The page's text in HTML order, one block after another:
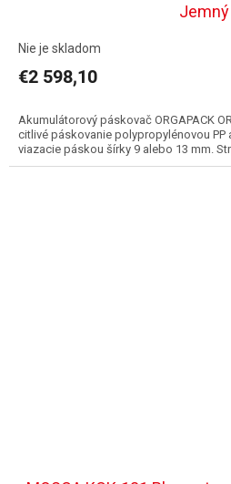
Jemný
Nie je skladom
€2 598,10
Akumulátorový páskovač ORGAPACK
citlivé páskovanie polypropylénovou PP
viazacie páskou šírky 9 alebo 13 mm.